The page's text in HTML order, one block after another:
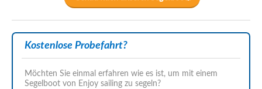
Kostenlose Probefahrt?
Möchten Sie einmal erfahren wie es ist, um mit einem
Segelboot von Enjoy sailing zu segeln?